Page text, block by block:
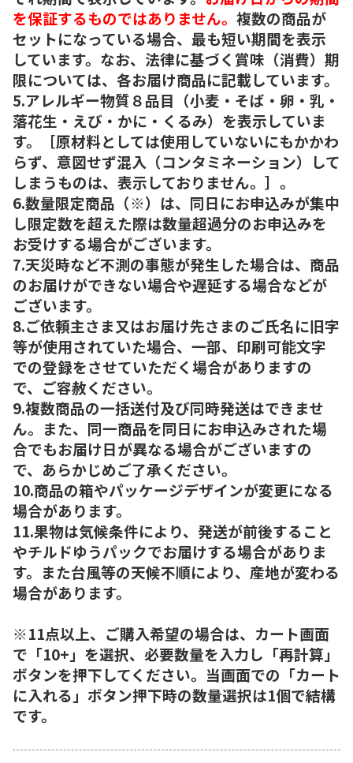
を保証するものではありません。 複数の商品が
セットになっている場合、最も短い期間を表示
しています。なお、法律に基づく賞味（消費）期
限については、各お届け商品に記載しています。
5.アレルギー物質８品目（小麦・そば・卵・乳・
落花生・えび・かに・くるみ）を表示していま
す。［原材料としては使用していないにもかかわ
らず、意図せず混入（コンタミネーション）して
しまうものは、表示しておりません。］。
6.数量限定商品（※）は、同日にお申込みが集中
し限定数を超えた際は数量超過分のお申込みを
お受けする場合がございます。
7.天災時など不測の事態が発生した場合は、商品
のお届けができない場合や遅延する場合などが
ございます。
8.ご依頼主さま又はお届け先さまのご氏名に旧字
等が使用されていた場合、一部、印刷可能文字
での登録をさせていただく場合がありますの
で、ご容赦ください。
9.複数商品の一括送付及び同時発送はできませ
ん。また、同一商品を同日にお申込みされた場
合でもお届け日が異なる場合がございますの
で、あらかじめご了承ください。
10.商品の箱やパッケージデザインが変更になる
場合があります。
11.果物は気候条件により、発送が前後すること
やチルドゆうパックでお届けする場合がありま
す。また台風等の天候不順により、産地が変わる
場合があります。
※11点以上、ご購入希望の場合は、カート画面
で「10+」を選択、必要数量を入力し「再計算」
ボタンを押下してください。当画面での「カート
に入れる」ボタン押下時の数量選択は1個で結構
です。